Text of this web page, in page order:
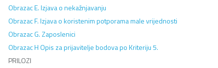
Obrazac E. Izjava o nekažnjavanju
Obrazac F. Izjava o koristenim potporama male vrijednosti
Obrazac G. Zaposlenici
Obrazac H Opis za prijavitelje bodova po Kriteriju 5.
PRILOZI